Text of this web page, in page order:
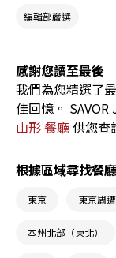
編輯部嚴選
感謝您讀至最後
我們為您精選了
佳回憶。 SAVOR
山形 餐廳供您查
根據區域尋找餐廳
東京 東京周遭
本州北部（東北）